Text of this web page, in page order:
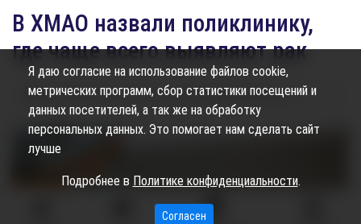
В ХМАО назвали поликлинику,
где чаще всего выявляют рак
06.10.202414:58 2.13K Карина Дроздецкая
Я даю согласие на использование файлов cookie,
метрических программ, сбор статистики посещений и
данных посетителей, а так же на обработку
персональных данных. Это помогает нам сделать сайт
лучше
Подробнее в Политике конфиденциальности.
Согласен